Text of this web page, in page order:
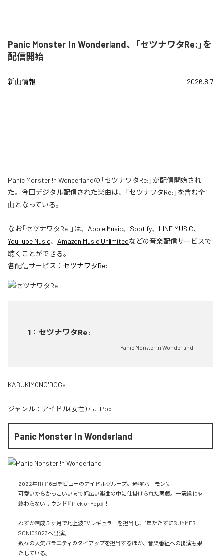
Panic Monster !n Wonderland、「セツナワタRe:」を
配信開始
新曲情報 2026.8.7
Panic Monster !n Wonderlandの「セツナワタRe:」が配信開始され
た。今回デジタル配信された楽曲は、「セツナワタRe:」を含む全1
曲となっている。
なお「セツナワタRe: 」は、 Apple Music、 Spotify、 LINE MUSIC、
YouTube Music、 Amazon Music Unlimitedなどの音楽配信サービスで
聴くことができる。
各配信サービス： セツナワタRe:
1 ： セツナワタRe:
Panic Monster !n Wonderland
KABUKIMONO'DOGs
ジャンル： アイドル(女性) / J-Pop
Panic Monster !n Wonderland
2022年11月16日デビューのアイドルグループ。通称"パニモン"。
可愛いからかっこいいまで幅広い楽曲の中に仕掛けられた悪戯。一筋縄じゃ
終わらないサウンド『Trick or Pop』！
わずか結成５ヶ月で地上波TVレギュラーを担当し、1年たたずにSUMMER
SONIC2023へ出演。
数々の人気バラエティのタイアップを担当するほか、音楽番組への出演も果
たしている。